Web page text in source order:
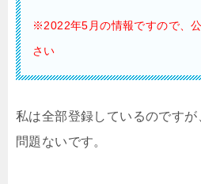
※2022年5月の情報ですので、
さい
私は全部登録しているのです
問題ないです。